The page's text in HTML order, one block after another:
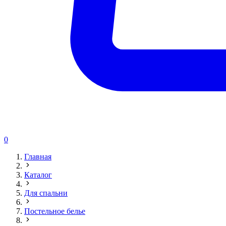
0
Главная
Каталог
Для спальни
Постельное белье